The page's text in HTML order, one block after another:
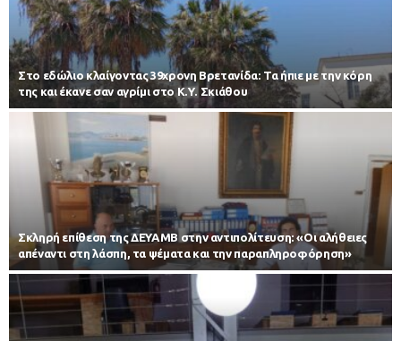
Στο εδώλιο κλαίγοντας 39χρονη Βρετανίδα: Τα ήπιε με την κόρη
της και έκανε σαν αγρίμι στο Κ.Υ. Σκιάθου
Σκληρή επίθεση της ΔΕΥΑΜΒ στην αντιπολίτευση: «Οι αλήθειες
απέναντι στη λάσπη, τα ψέματα και την παραπληροφόρηση»